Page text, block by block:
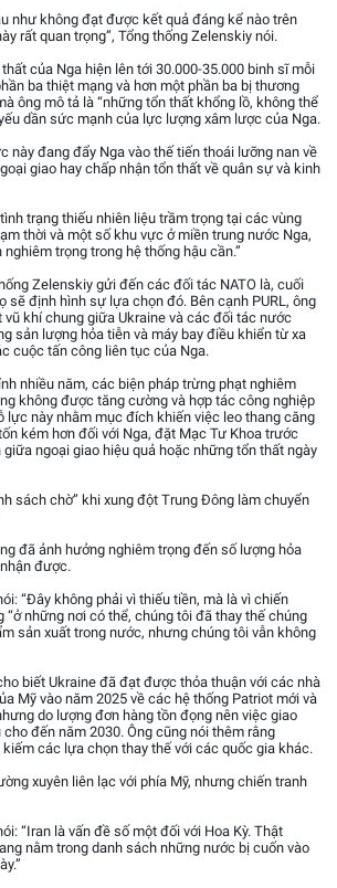
như không đạt được kết quả đáng kể nào trên
rất quan trọng”, Tổng thống Zelenskiy nói.
của Nga hiện lên tới 30.000-35.000 binh sĩ mỗi
ba thiệt mạng và hơn một phần ba bị thương
ông mô tả là “những tổn thất khổng lồ, không thể
dần sức mạnh của lực lượng xâm lược của Nga.
này đang đẩy Nga vào thế tiến thoái lưỡng nan về
giao hay chấp nhận tổn thất về quân sự và kinh
trạng thiếu nhiên liệu trầm trọng tại các vùng
thời và một số khu vực ở miền trung nước Nga,
trọng trong hệ thống hậu cần.”
Zelenskiy gửi đến các đối tác NATO là, cuối
sẽ định hình sự lựa chọn đó. Bên cạnh PURL, ông
vũ khí chung giữa Ukraine và các đối tác nước
sản lượng hỏa tiễn và máy bay điều khiển từ xa
cuộc tấn công liên tục của Nga.
nhiều năm, các biện pháp trừng phạt nghiêm
không được tăng cường và hợp tác công nghiệp
lực này nhằm mục đích khiến việc leo thang căng
kém hơn đối với Nga, đặt Mạc Tư Khoa trước
ngoại giao hiệu quả hoặc những tổn thất ngày
sách chờ” khi xung đột Trung Đông làm chuyển
đã ảnh hưởng nghiêm trọng đến số lượng hỏa
được.
“Đây không phải vì thiếu tiền, mà là vì chiến
“ở những nơi có thể, chúng tôi đã thay thế chúng
sản xuất trong nước, nhưng chúng tôi vẫn không
biết Ukraine đã đạt được thỏa thuận với các nhà
Mỹ vào năm 2025 về các hệ thống Patriot mới và
do lượng đơn hàng tồn đọng nên việc giao
đến năm 2030. Ông cũng nói thêm rằng
các lựa chọn thay thế với các quốc gia khác.
xuyên liên lạc với phía Mỹ, nhưng chiến tranh
“Iran là vấn đề số một đối với Hoa Kỳ. Thật
nằm trong danh sách những nước bị cuốn vào